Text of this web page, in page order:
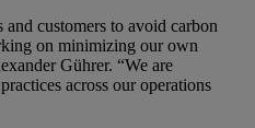
customers to avoid carbon
on minimizing our own
Gührer. “We are
across our operations